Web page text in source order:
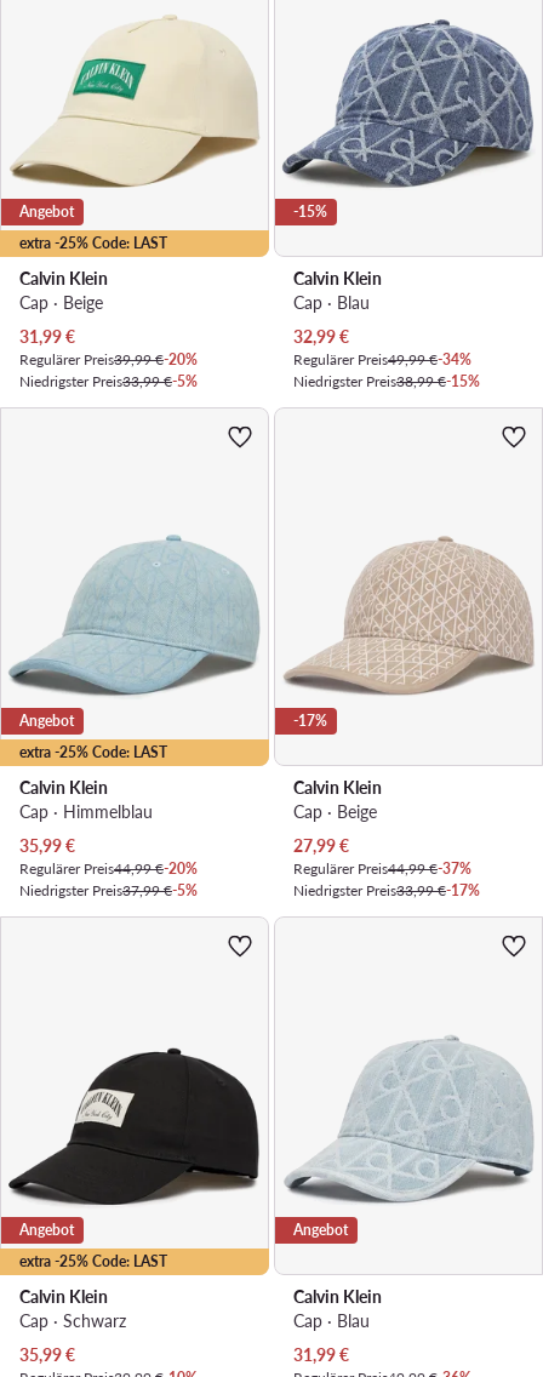
extra -25% Code: LAST
Angebot
Calvin Klein
Cap · Beige
Aktueller Preis
31,99€
Regulärer Preis39,99 €-20%
Niedrigster Preis33,99 €-5%
-15%
Calvin Klein
Cap · Blau
Aktueller Preis
32,99€
Regulärer Preis49,99 €-34%
Niedrigster Preis38,99 €-15%
extra -25% Code: LAST
Angebot
Calvin Klein
Cap · Himmelblau
Aktueller Preis
35,99€
Regulärer Preis44,99 €-20%
Niedrigster Preis37,99 €-5%
-17%
Calvin Klein
Cap · Beige
Aktueller Preis
27,99€
Regulärer Preis44,99 €-37%
Niedrigster Preis33,99 €-17%
extra -25% Code: LAST
Angebot
Calvin Klein
Cap · Schwarz
Aktueller Preis
35,99€
Angebot
Calvin Klein
Cap · Blau
Aktueller Preis
31,99€